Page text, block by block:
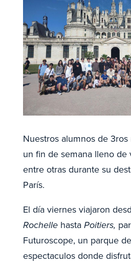
Nuestros alumnos de
un fin de semana lleno de
entre otras durante su
París.
El día viernes viajaron
Rochelle hastaPoitiers,
Futuroscope, un parque
espectaculos donde